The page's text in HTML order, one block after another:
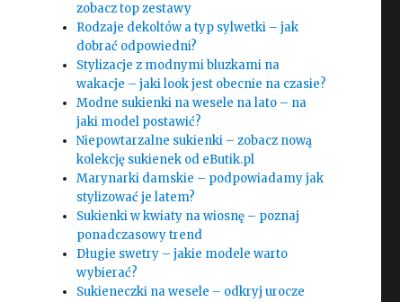
zobacz top zestawy
Rodzaje dekoltów a typ sylwetki – jak
dobrać odpowiedni?
Stylizacje z modnymi bluzkami na
wakacje – jaki look jest obecnie na czasie?
Modne sukienki na wesele na lato – na
jaki model postawić?
Niepowtarzalne sukienki – zobacz nową
kolekcję sukienek od eButik.pl
Marynarki damskie – podpowiadamy jak
stylizować je latem?
Sukienki w kwiaty na wiosnę – poznaj
ponadczasowy trend
Długie swetry – jakie modele warto
wybierać?
Sukieneczki na wesele – odkryj urocze